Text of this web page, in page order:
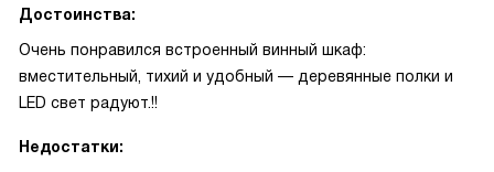
Достоинства:
Очень понравился встроенный винный шкаф:
вместительный, тихий и удобный — деревянные полки и
LED свет радуют.!!
Недостатки: